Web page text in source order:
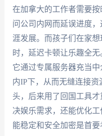
在加拿大的工作者需要
问公司内网而延误进度
涯发展。而孩子们在家
时，延迟卡顿让乐趣全无
它通过专属服务器充当
内IP下，从而无缝连接
头，后来用了回国工具
决娱乐需求，还能优化
能稳定和安全加密是首要